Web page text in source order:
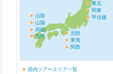
東北
関東
甲信越
北陸
東海
関西
山陰
山陽
四国
九州
国内ツアーエリア一覧